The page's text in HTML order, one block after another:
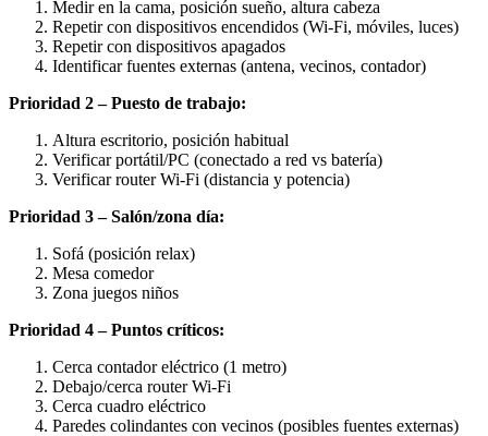
Medir en la cama, posición sueño, altura cabeza
Repetir con dispositivos encendidos (Wi-Fi, móviles, luces)
Repetir con dispositivos apagados
Identificar fuentes externas (antena, vecinos, contador)
Prioridad 2 – Puesto de trabajo:
Altura escritorio, posición habitual
Verificar portátil/PC (conectado a red vs batería)
Verificar router Wi-Fi (distancia y potencia)
Prioridad 3 – Salón/zona día:
Sofá (posición relax)
Mesa comedor
Zona juegos niños
Prioridad 4 – Puntos críticos:
Cerca contador eléctrico (1 metro)
Debajo/cerca router Wi-Fi
Cerca cuadro eléctrico
Paredes colindantes con vecinos (posibles fuentes externas)